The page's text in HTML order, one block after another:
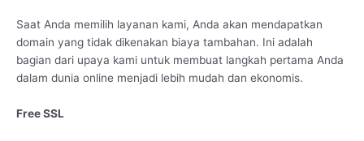
Saat Anda memilih layanan kami, Anda akan mendapatkan
domain yang tidak dikenakan biaya tambahan. Ini adalah
bagian dari upaya kami untuk membuat langkah pertama Anda
dalam dunia online menjadi lebih mudah dan ekonomis.
Free SSL